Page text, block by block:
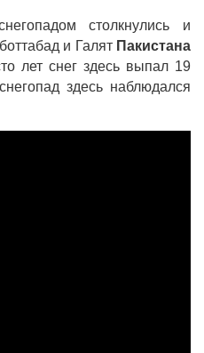
столкнулись и
и Галят Пакистана
лет снег здесь выпал 19
здесь наблюдался